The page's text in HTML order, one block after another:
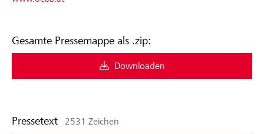
Gesamte Pressemappe als .zip:
Downloaden
Pressetext 2531 Zeichen